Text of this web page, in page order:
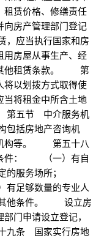
租赁价格、修缮责任
向房产管理部门登记
应当执行国家和房
用房屋从事生产、经
其他租赁条款。 第
以划拨方式取得使
当将租金中所含土地
第五节 中介服务机
括房地产咨询机
机构等。 第五十八
条件： （一）有自
的服务场所；
足够数量的专业人
他条件。 设立房
门申请设立登记，
九条 国家实行房地